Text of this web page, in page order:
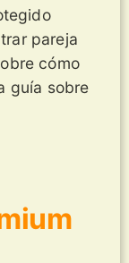
pareja
cómo
guía sobre